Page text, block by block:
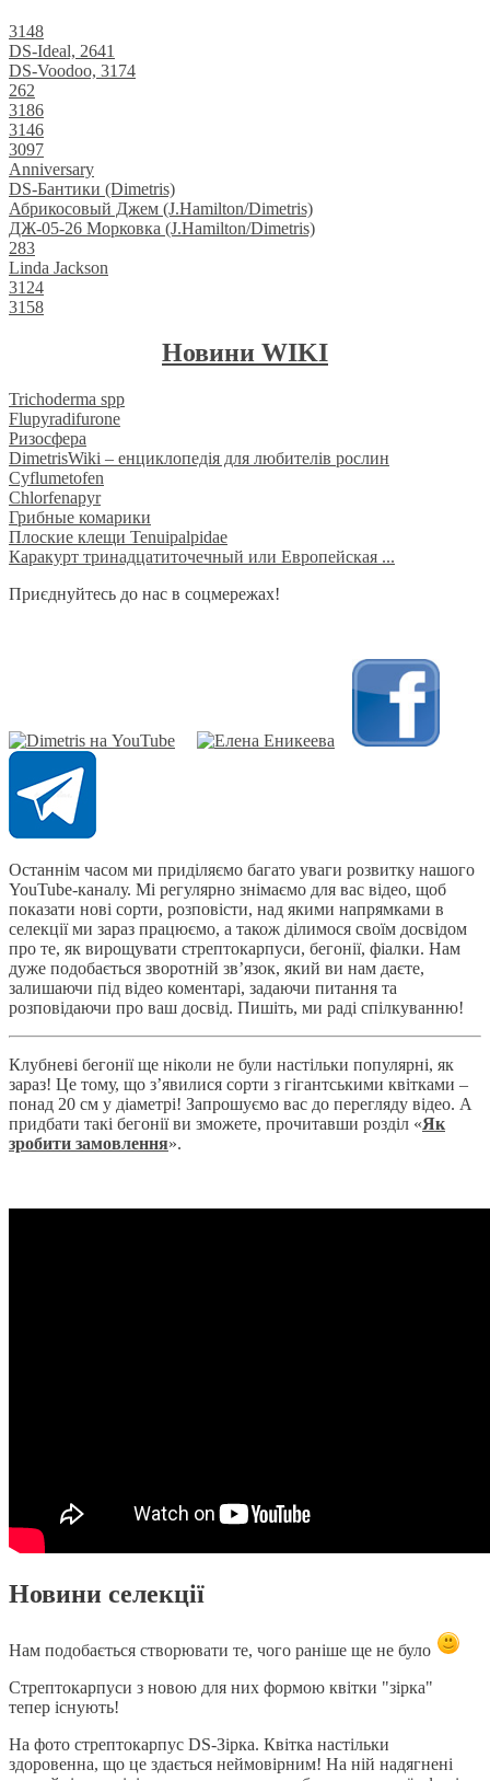
3148
DS-Ideal, 2641
DS-Voodoo, 3174
262
3186
3146
3097
Anniversary
DS-Бантики (Dimetris)
Абрикосовый Джем (J.Hamilton/Dimetris)
ДЖ-05-26 Морковка (J.Hamilton/Dimetris)
283
Linda Jackson
3124
3158
Новини WIKI
Trichoderma spp
Flupyradifurone
Ризосфера
DimetrisWiki – енциклопедія для любителів рослин
Cyflumetofen
Chlorfenapyr
Грибные комарики
Плоские клещи Tenuipalpidae
Каракурт тринадцатиточечный или Европейская ...
Приєднуйтесь до нас в соцмережах!
Останнім часом ми приділяємо багато уваги розвитку нашого
YouTube-каналу. Мі регулярно знімаємо для вас відео, щоб
показати нові сорти, розповісти, над якими напрямками в
селекції ми зараз працюємо, а також ділимося своїм досвідом
про те, як вирощувати стрептокарпуси, бегонії, фіалки. Нам
дуже подобається зворотній зв’язок, який ви нам даєте,
залишаючи під відео коментарі, задаючи питання та
розповідаючи про ваш досвід. Пишіть, ми раді спілкуванню!
Клубневі бегонії ще ніколи не були настільки популярні, як
зараз! Це тому, що з’явилися сорти з гігантськими квітками –
понад 20 см у діаметрі! Запрошуємо вас до перегляду відео. А
придбати такі бегонії ви зможете, прочитавши розділ «Як
зробити замовлення».
Новини селекції
Нам подобається створювати те, чого раніше ще не було
Стрептокарпуси з новою для них формою квітки "зірка"
тепер існують!
На фото стрептокарпус DS-Зірка. Квітка настільки
здоровенна, що це здається неймовірним! На ній надягнені